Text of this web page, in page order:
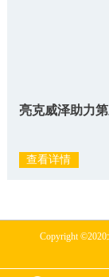
亮克威泽助力
查看详情
Copyright